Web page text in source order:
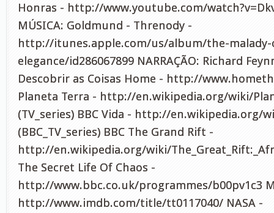
Honras - http://www.youtube.com/
MÚSICA: Goldmund - Threnody -
http://itunes.apple.com/us/album/the-
elegance/id286067899 NARRAÇÃO: Richard
Descobrir as Coisas Home - http://
Planeta Terra - http://en.wikipedia.org/wiki/
(TV_series) BBC Vida - http://en.wikipedia.org/
(BBC_TV_series) BBC The Grand Rift -
http://en.wikipedia.org/wiki/
The Secret Life Of Chaos -
http://www.bbc.co.uk/programmes/b00pv1c3
http://www.imdb.com/title/tt0117040/ NASA -